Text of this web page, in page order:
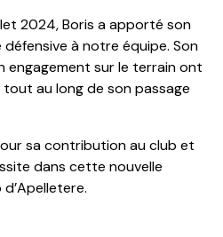
2024, Boris a apporté son
à notre équipe. Son
engagement sur le terrain ont
au long de son passage
sa contribution au club et
dans cette nouvelle